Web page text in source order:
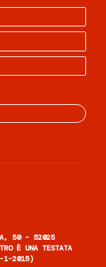
50 - 52025
È UNA TESTATA
1-2015)